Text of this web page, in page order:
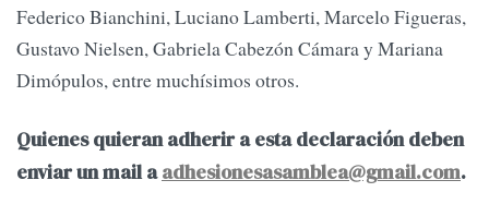
Federico Bianchini, Luciano Lamberti, Marcelo Figueras,
Gustavo Nielsen, Gabriela Cabezón Cámara y Mariana
Dimópulos, entre muchísimos otros.
Quienes quieran adherir a esta declaración deben
enviar un mail aadhesionesasamblea@gmail.com.